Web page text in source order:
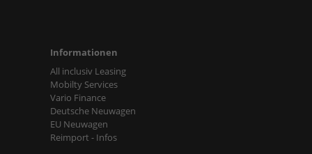
Informationen
All inclusiv Leasing
Mobilty Services
Vario Finance
Deutsche Neuwagen
EU Neuwagen
Reimport - Infos